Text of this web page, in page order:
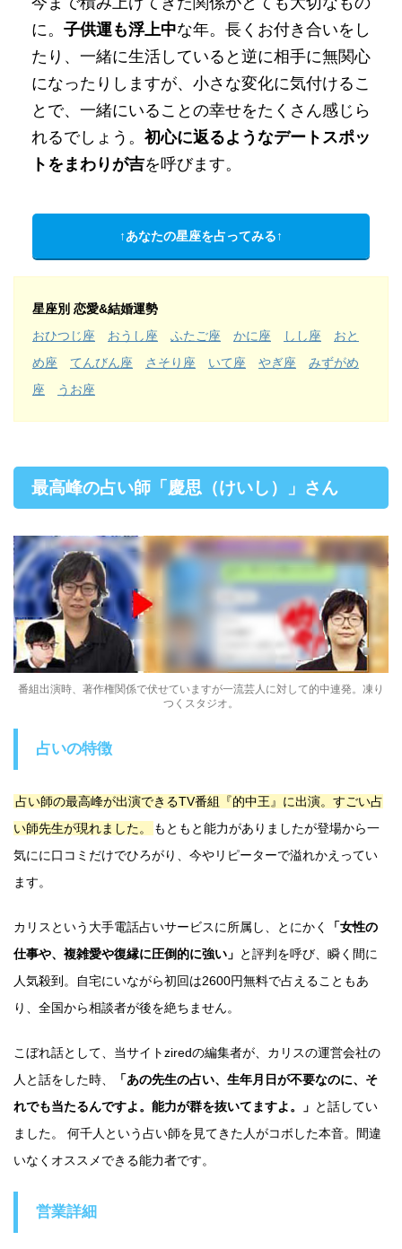
に。 子供運も浮上中な年。長くお付き合いをし
たり、一緒に生活していると逆に相手に無関心
になったりしますが、小さな変化に気付けるこ
とで、一緒にいることの幸せをたくさん感じら
れるでしょう。 初心に返るようなデートスポッ
トをまわりが吉を呼びます。
↑あなたの星座を占ってみる↑
星座別 恋愛&結婚運勢
おひつじ座
おうし座 ふたご座 かに座 しし座
おと
め座
てんびん座 さそり座 いて座 やぎ座
みずがめ
座
うお座
最高峰の占い師「慶思（けいし）」さん
番組出演時、著作権関係で伏せていますが一流芸人に対して的中連発。凍り
つくスタジオ。
占いの特徴
占い師の最高峰が出演できるTV番組『的中王』に出演。すごい占
い師先生が現れました。
もともと能力がありましたが登場から一
気にに口コミだけでひろがり、今やリピーターで溢れかえってい
ます。
カリスという大手電話占いサービスに所属し、とにかく
「女性の
仕事や、複雑愛や復縁に圧倒的に強い」 と評判を呼び、瞬く間に
人気殺到。自宅にいながら初回は2600円無料で占えることもあ
り、全国から相談者が後を絶ちません。
こぼれ話として、当サイトziredの編集者が、カリスの運営会社の
人と話をした時、
「あの先生の占い、生年月日が不要なのに、そ
れでも当たるんですよ。能力が群を抜いてますよ。」 と話してい
ました。 何千人という占い師を見てきた人がコボした本音。間違
いなくオススメできる能力者です。
営業詳細